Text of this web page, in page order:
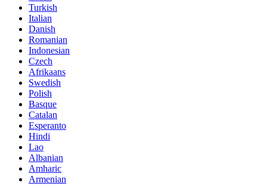
Turkish
Italian
Danish
Romanian
Indonesian
Czech
Afrikaans
Swedish
Polish
Basque
Catalan
Esperanto
Hindi
Lao
Albanian
Amharic
Armenian